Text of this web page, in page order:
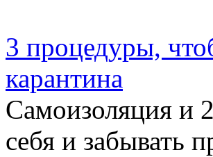
3 процедуры,
карантина
Самоизоляция и
себя и забывать